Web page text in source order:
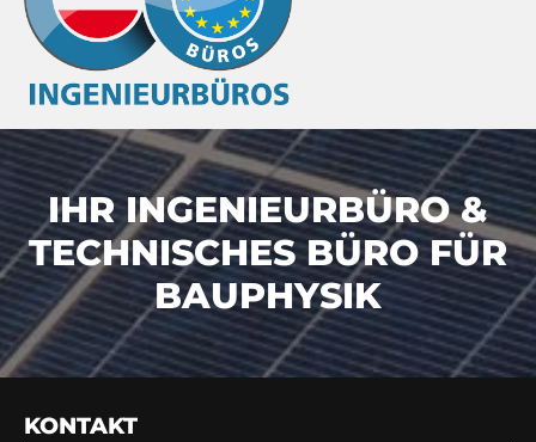
IHR INGENIEURBÜRO &
TECHNISCHES BÜRO FÜR
BAUPHYSIK
KONTAKT